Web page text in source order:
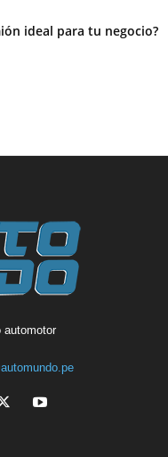
ideal para tu negocio?
automotor